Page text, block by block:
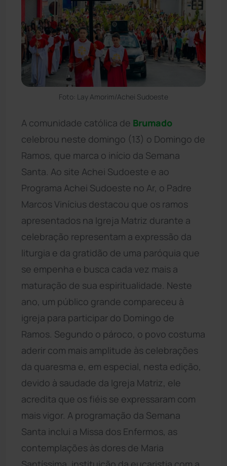
Foto: Lay Amorim/Achei Sudoeste
A comunidade católica de Brumado
celebrou neste domingo (13) o Domingo de
Ramos, que marca o início da Semana
Santa. Ao site Achei Sudoeste e ao
Programa Achei Sudoeste no Ar, o Padre
Marcos Vinícius destacou que os ramos
apresentados na Igreja Matriz durante a
celebração representam a expressão da
liturgia e da gratidão de uma paróquia que
se empenha e busca cada vez mais a
maturação de sua espiritualidade. Neste
ano, um público grande compareceu à
igreja para participar do Domingo de
Ramos. Segundo o pároco, o povo costuma
aderir com mais amplitude às celebrações
da quaresma e, em especial, nesta edição,
devido à saudade da Igreja Matriz, ele
acredita que os fiéis se expressaram com
mais vigor. A programação da Semana
Santa inclui a Missa dos Enfermos, as
contemplações às dores de Maria